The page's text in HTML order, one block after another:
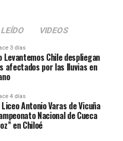
VIDEOS
3 días
Levantemos Chile despliegan
afectados por las lluvias en
4 días
Antonio Varas de Vicuña
Nacional de Cueca
en Chiloé